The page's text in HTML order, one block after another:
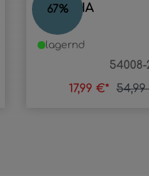
67%
MARTHA
54008-
lagernd
17,99 €*